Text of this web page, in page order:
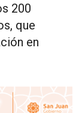
200
que
en